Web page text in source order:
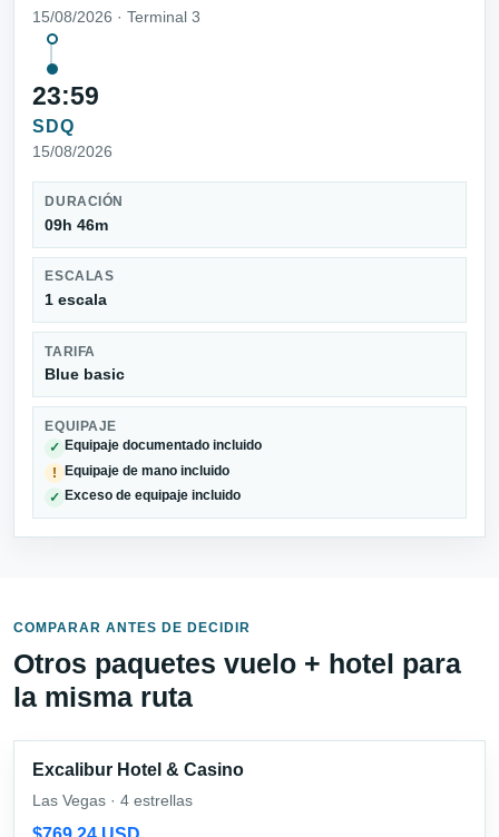
15/08/2026 · Terminal 3
23:59
SDQ
15/08/2026
DURACIÓN
09h 46m
ESCALAS
1 escala
TARIFA
Blue basic
EQUIPAJE
✓ Equipaje documentado incluido
! Equipaje de mano incluido
✓ Exceso de equipaje incluido
COMPARAR ANTES DE DECIDIR
Otros paquetes vuelo + hotel para
la misma ruta
Excalibur Hotel & Casino
Las Vegas · 4 estrellas